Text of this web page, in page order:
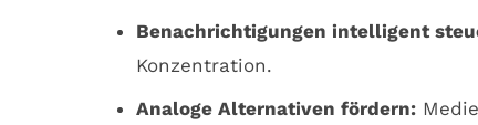
Benachrichtigungen intelligent
Konzentration.
Analoge Alternativen fördern: